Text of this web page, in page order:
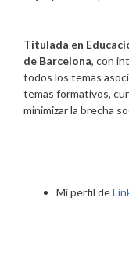
Titulada en
de Barcelona, con
todos los temas
temas formativos,
minimizar la brecha
Mi perfil de